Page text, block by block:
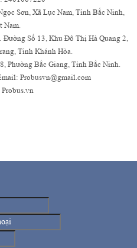
Sơn, Xã Lục Nam, Tỉnh Bắc Ninh,
Nam.
Số 13, Khu Đô Thị Hà Quang 2,
Tỉnh Khánh Hòa.
Phường Bắc Giang, Tỉnh Bắc Ninh.
Probusvn@gmail.com